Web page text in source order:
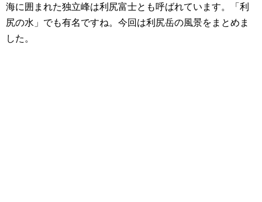
海に囲まれた独立峰は利尻富士とも呼ばれています。「利
尻の水」でも有名ですね。今回は利尻岳の風景をまとめま
した。